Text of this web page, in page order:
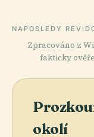
NAPOSLEDY
Zpracováno z
fakticky
okolí